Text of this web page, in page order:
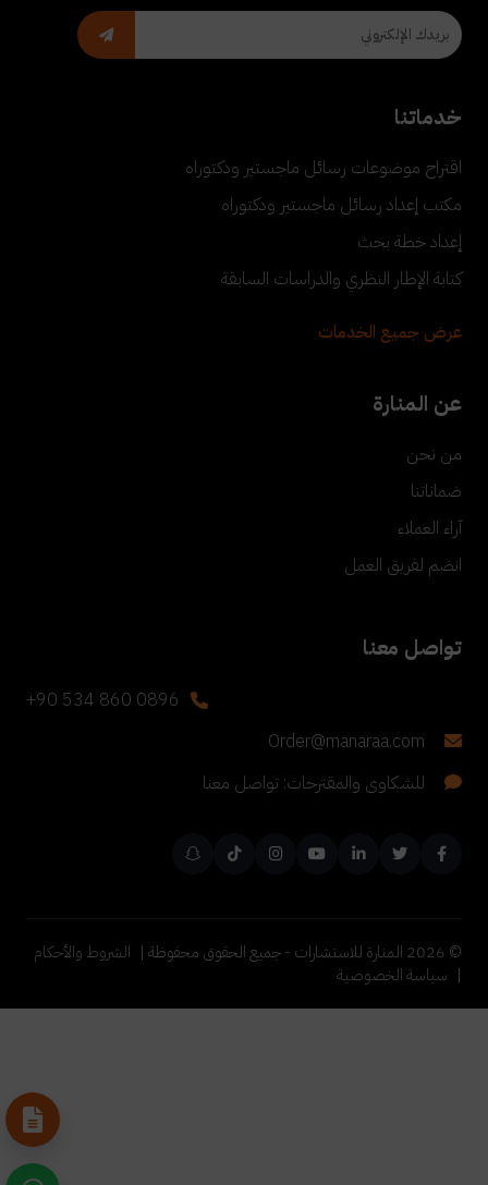
خدماتنا
اقتراح موضوعات رسائل ماجستير ودكتوراه
مكتب إعداد رسائل ماجستير ودكتوراه
إعداد خطة بحث
كتابة الإطار النظري والدراسات السابقة
عرض جميع الخدمات
عن المنارة
من نحن
ضماناتنا
آراء العملاء
انضم لفريق العمل
تواصل معنا
+90 534 860 0896
Order@manaraa.com
للشكاوى والمقترحات: تواصل معنا
©
2026المنارة للاستشارات - جميع الحقوق محفوظة |
الشروط والأحكام
سياسة الخصوصية